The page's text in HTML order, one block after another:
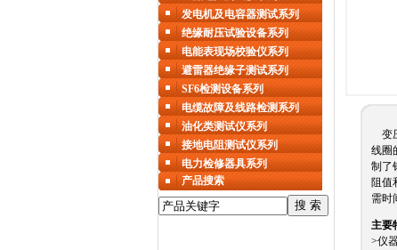
变
线圈
制了
阻值
需时
主要
>仪
发电机及电容器测试系列
绝缘耐压试验设备系列
电能表现场校验仪系列
避雷器绝缘子测试系列
SF6检测设备系列
电缆故障及线路检测系列
油化类测试仪系列
接地电阻测试仪系列
电力检修器具系列
产品搜索